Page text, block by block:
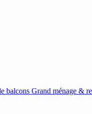
balcons Grand ménage &